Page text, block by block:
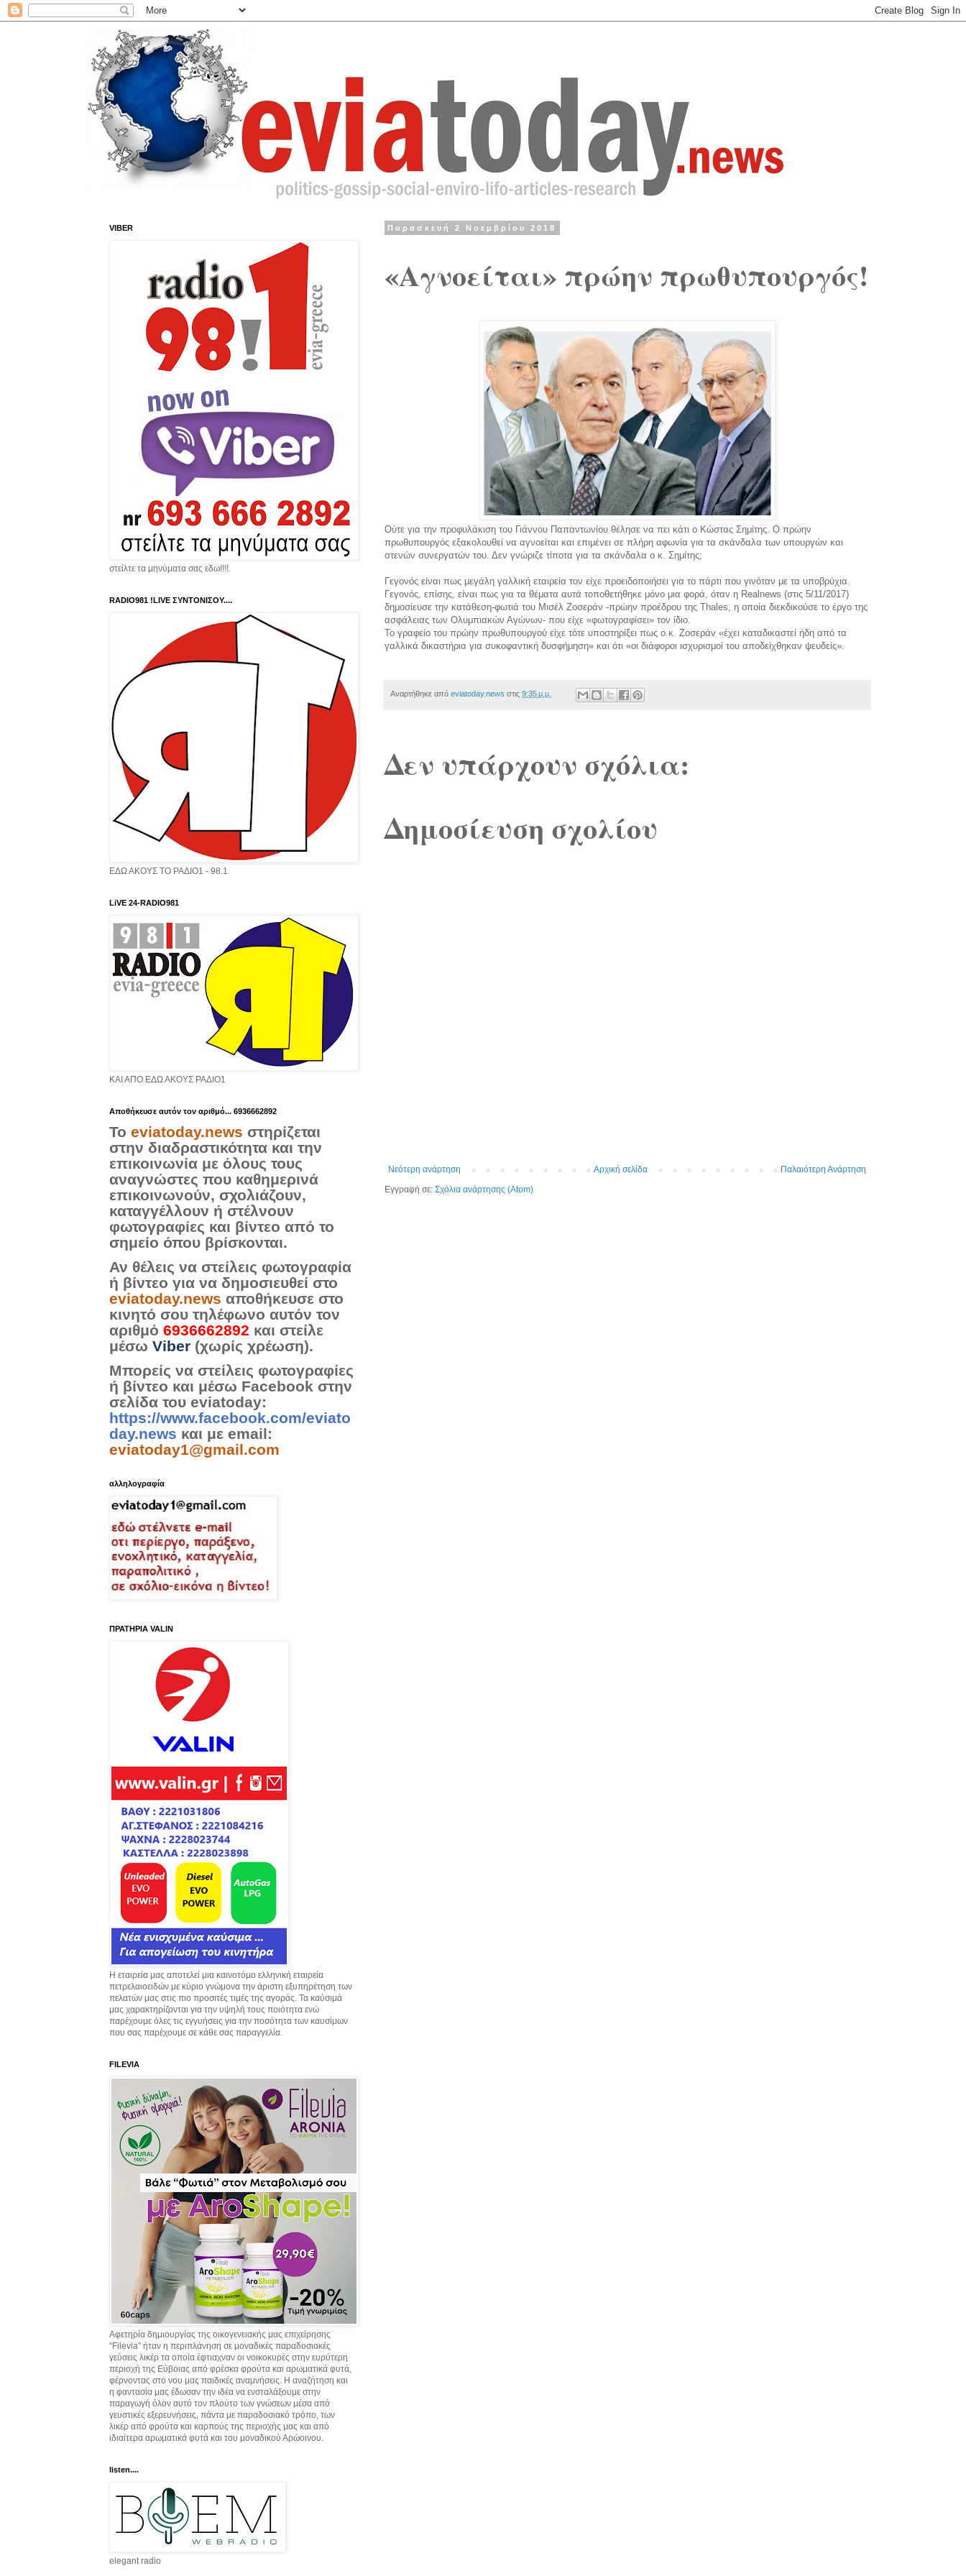
Παρασκευή 2 Νοεμβρίου 2018
«Αγνοείται» πρώην πρωθυπουργός!
Ούτε για την προφυλάκιση του Γιάννου Παπαντωνίου θέλησε να πει κάτι ο Κώστας Σημίτης. Ο πρώην
πρωθυπουργός εξακολουθεί να αγνοείται και επιμένει σε πλήρη αφωνία για τα σκάνδαλα των υπουργών και
στενών συνεργατών του. Δεν γνώριζε τίποτα για τα σκάνδαλα ο κ. Σημίτης;
Γεγονός είναι πως μεγάλη γαλλική εταιρεία τον είχε προειδοποιήσει για το πάρτι που γινόταν με τα υποβρύχια.
Γεγονός, επίσης, είναι πως για τα θέματα αυτά τοποθετήθηκε μόνο μια φορά, όταν η Realnews (στις 5/11/2017)
δημοσίευσε την κατάθεση-φωτιά του Μισέλ Ζοσεράν -πρώην προέδρου της Thales, η οποία διεκδικούσε το έργο της
ασφάλειας των Ολυμπιακών Αγώνων- που είχε «φωτογραφίσει» τον ίδιο.
Το γραφείο του πρώην πρωθυπουργού είχε τότε υποστηρίξει πως ο κ. Ζοσεράν «έχει καταδικαστεί ήδη από τα
γαλλικά δικαστήρια για συκοφαντική δυσφήμηση» και ότι «οι διάφοροι ισχυρισμοί του αποδείχθηκαν ψευδείς».
Αναρτήθηκε από eviatoday.news στις 9:35 μ.μ.
Δεν υπάρχουν σχόλια:
Δημοσίευση σχολίου
Νεότερη ανάρτηση Παλαιότερη Ανάρτηση
Αρχική σελίδα
Εγγραφή σε: Σχόλια ανάρτησης (Atom)
VIBER
στείλτε τα μηνύματα σας εδω!!!!
RADIO981 !LIVE ΣΥΝΤΟΝΙΣΟΥ....
ΕΔΩ ΑΚΟΥΣ ΤΟ ΡΑΔΙΟ1 - 98.1
LiVE 24-RADIO981
ΚΑΙ ΑΠΟ ΕΔΩ ΑΚΟΥΣ ΡΑΔΙΟ1
Aποθήκευσε αυτόν τον αριθμό... 6936662892
Το eviatoday.news στηρίζεται
στην διαδραστικότητα και την
επικοινωνία με όλους τους
αναγνώστες που καθημερινά
επικοινωνούν, σχολιάζουν,
καταγγέλλουν ή στέλνουν
φωτογραφίες και βίντεο από το
σημείο όπου βρίσκονται.
Αν θέλεις να στείλεις φωτογραφία
ή βίντεο για να δημοσιευθεί στο
eviatoday.news αποθήκευσε στο
κινητό σου τηλέφωνο αυτόν τον
αριθμό 6936662892 και στείλε
μέσω Viber (χωρίς χρέωση).
Μπορείς να στείλεις φωτογραφίες
ή βίντεο και μέσω Facebook στην
σελίδα του eviatoday:
https://www.facebook.com/eviato
day.news και με email:
eviatoday1@gmail.com
αλληλογραφία
ΠΡΑΤΗΡΙΑ VALIN
Η εταιρεία μας αποτελεί μια καινοτόμο ελληνική εταιρεία
πετρελαιοειδών με κύριο γνώμονα την άριστη εξυπηρέτηση των
πελατών μας στις πιο προσιτές τιμές της αγοράς. Τα καύσιμά
μας χαρακτηρίζονται για την υψηλή τους ποιότητα ενώ
παρέχουμε όλες τις εγγυήσεις για την ποσότητα των καυσίμων
που σας παρέχουμε σε κάθε σας παραγγελία.
FILEVIA
Αφετηρία δημιουργίας της οικογενειακής μας επιχείρησης
“Filevia” ήταν η περιπλάνηση σε μοναδικές παραδοσιακές
γεύσεις λικέρ τα οποία έφτιαχναν οι νοικοκυρές στην ευρύτερη
περιοχή της Εύβοιας από φρέσκα φρούτα και αρωματικά φυτά,
φέρνοντας στο νου μας παιδικές αναμνήσεις. Η αναζήτηση και
η φαντασία μας έδωσαν την ιδέα να ενσταλάξουμε στην
παραγωγή όλον αυτό τον πλούτο των γνώσεων μέσα από
γευστικές εξερευνήσεις, πάντα με παραδοσιακό τρόπο, των
λικέρ από φρούτα και καρπούς της περιοχής μας και από
ιδιαίτερα αρωματικά φυτά και του μοναδικού Αρώοινου.
listen....
elegant radio